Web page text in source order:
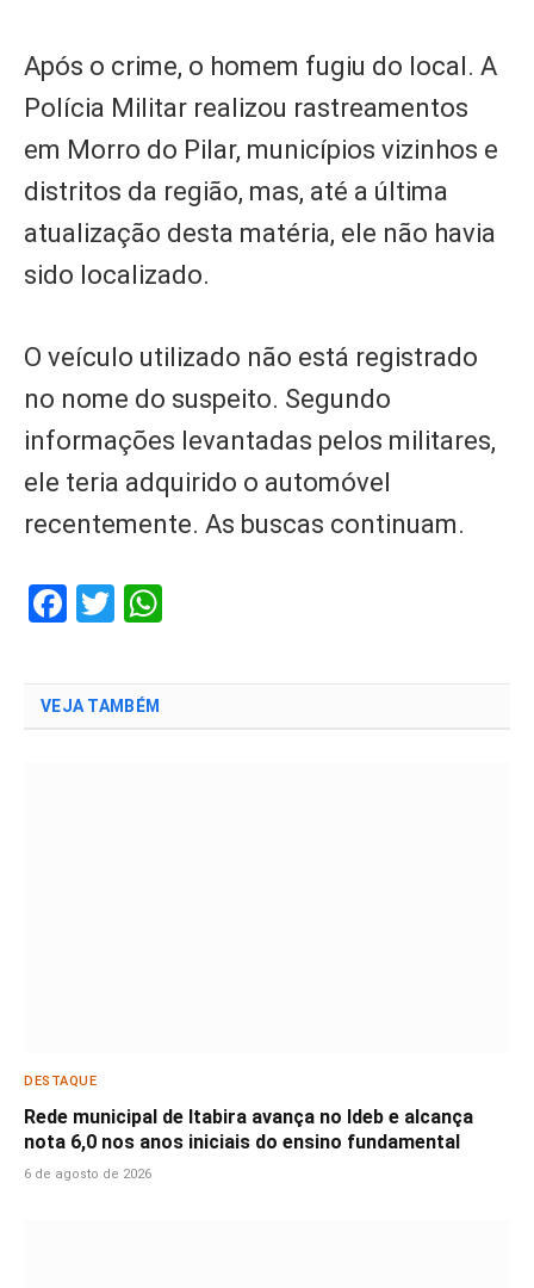
Após o crime, o homem fugiu do local. A
Polícia Militar realizou rastreamentos
em Morro do Pilar, municípios vizinhos e
distritos da região, mas, até a última
atualização desta matéria, ele não havia
sido localizado.
O veículo utilizado não está registrado
no nome do suspeito. Segundo
informações levantadas pelos militares,
ele teria adquirido o automóvel
recentemente. As buscas continuam.
Facebook
Twitter
VEJA TAMBÉM
DESTAQUE
Rede municipal de Itabira avança no Ideb e alcança
nota 6,0 nos anos iniciais do ensino fundamental
6 de agosto de 2026